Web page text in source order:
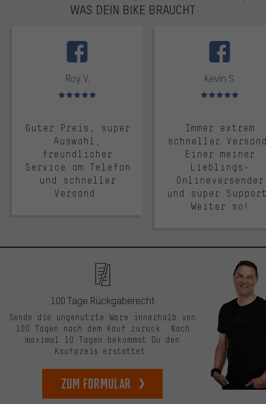
WAS DEIN BIKE BRAUCHT
Roy V.
Bewertungen: 5 von 5
Guter Preis, super
Auswahl,
freundlicher
Service am Telefon
und schneller
Versand.
Kevin S.
Bewertungen: 5 von 5
Immer extrem
schneller
Einer meiner
Lieblings-
Onlineversender
und super
Weiter so!
100 Tage Rückgaberecht
Sende die ungenutzte Ware innerhalb von
100 Tagen nach dem Kauf zurück. Nach
maximal 10 Tagen bekommst Du den
Kaufpreis erstattet.
zum Formular